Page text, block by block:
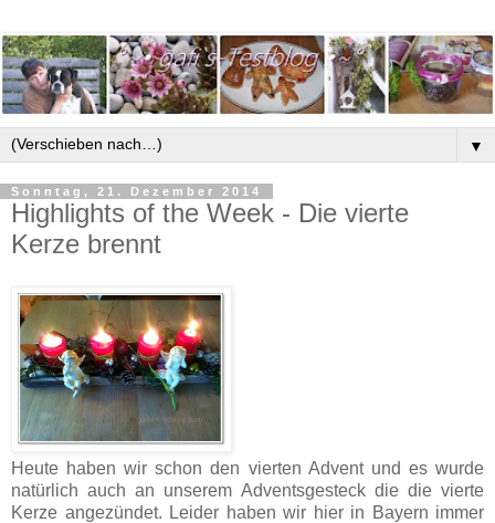
▼
Sonntag, 21. Dezember 2014
Highlights of the Week - Die vierte
Kerze brennt
Heute haben wir schon den vierten Advent und es wurde
natürlich auch an unserem Adventsgesteck die die vierte
Kerze angezündet. Leider haben wir hier in Bayern immer